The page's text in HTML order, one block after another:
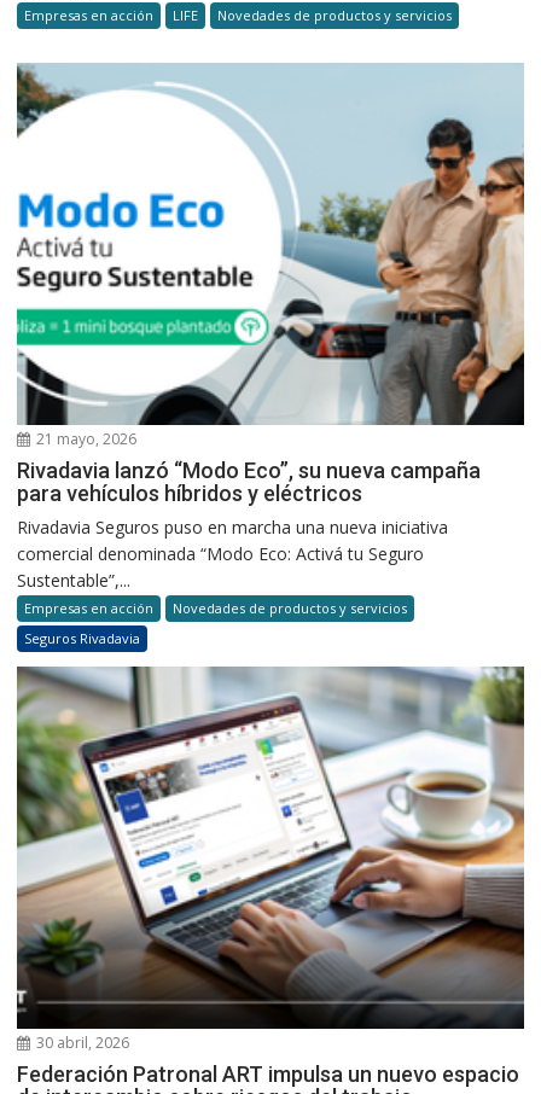
Empresas en acción LIFE Novedades de productos y servicios
21 mayo, 2026
Rivadavia lanzó “Modo Eco”, su nueva campaña
para vehículos híbridos y eléctricos
Rivadavia Seguros puso en marcha una nueva iniciativa
comercial denominada “Modo Eco: Activá tu Seguro
Sustentable”,...
Empresas en acción
Novedades de productos y servicios
Seguros Rivadavia
30 abril, 2026
Federación Patronal ART impulsa un nuevo espacio